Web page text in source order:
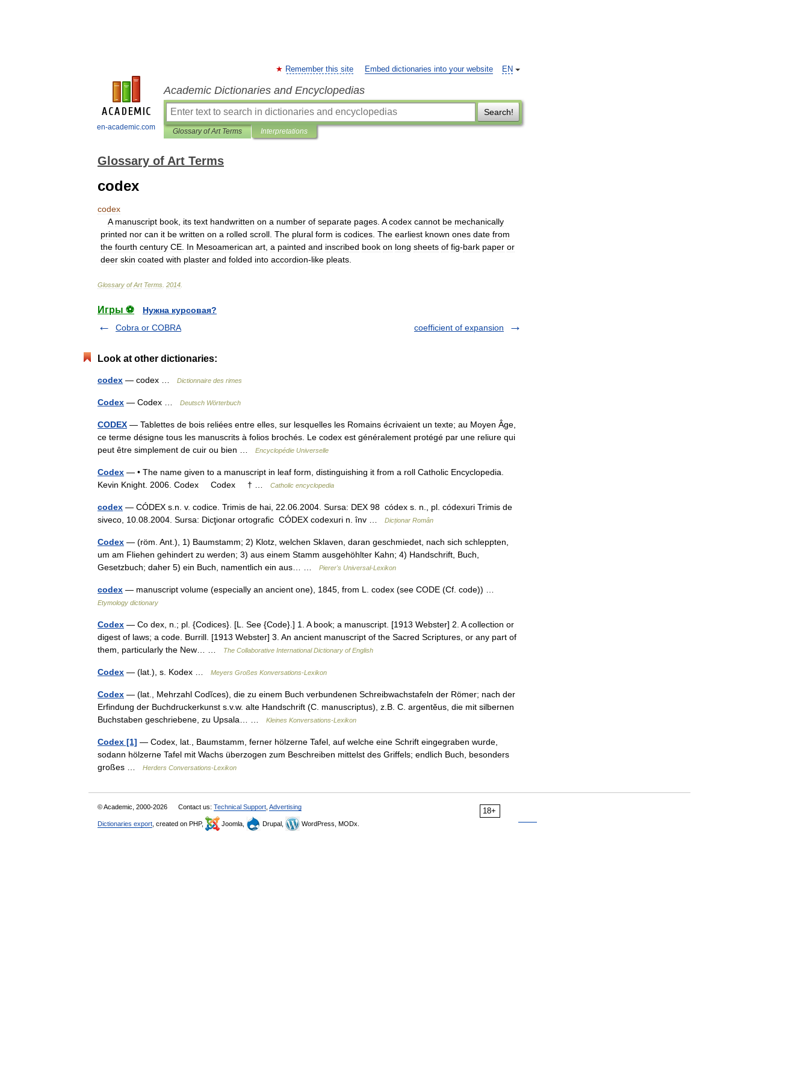
en-academic.com
EN
Remember this site Embed dictionaries into your website
Academic Dictionaries and Encyclopedias
Search!
Glossary of Art Terms Interpretations
Glossary of Art Terms
codex
codex
A manuscript book its text handwritten on a number of separate pages A codex cannot be mechanically
printed nor can it be written on a rolled scroll The plural form is codices The earliest known ones date from
the fourth century CE In Mesoamerican art a painted and inscribed book on long sheets of fig-bark paper or
deer skin coated with plaster and folded into accordion-like pleats
Glossary of Art Terms 2014
Игры ⚽
Нужна курсовая?
Cobra or COBRA
coefficient of expansion
Look at other dictionaries:
codex — codex … Dictionnaire des rimes
Codex — Codex … Deutsch Wörterbuch
CODEX — Tablettes de bois reliées entre elles, sur lesquelles les Romains écrivaient un texte; au Moyen Âge,
ce terme désigne tous les manuscrits à folios brochés. Le codex est généralement protégé par une reliure qui
peut être simplement de cuir ou bien …
Encyclopédie Universelle
Codex — • The name given to a manuscript in leaf form, distinguishing it from a roll Catholic Encyclopedia.
Kevin Knight. 2006. Codex Codex † …
Catholic encyclopedia
codex — CÓDEX s.n. v. codice. Trimis de hai, 22.06.2004. Sursa: DEX 98 códex s. n., pl. códexuri Trimis de
siveco, 10.08.2004. Sursa: Dicţionar ortografic CÓDEX codexuri n. înv …
Dicționar Român
Codex — (röm. Ant.), 1) Baumstamm; 2) Klotz, welchen Sklaven, daran geschmiedet, nach sich schleppten,
um am Fliehen gehindert zu werden; 3) aus einem Stamm ausgehöhlter Kahn; 4) Handschrift, Buch,
Gesetzbuch; daher 5) ein Buch, namentlich ein aus… …
Pierer's Universal-Lexikon
codex — manuscript volume (especially an ancient one), 1845, from L. codex (see CODE (Cf. code)) …
Etymology dictionary
Codex — Co dex, n.; pl. {Codices}. [L. See {Code}.] 1. A book; a manuscript. [1913 Webster] 2. A collection or
digest of laws; a code. Burrill. [1913 Webster] 3. An ancient manuscript of the Sacred Scriptures, or any part of
them, particularly the New… …
The Collaborative International Dictionary of English
Codex — (lat.), s. Kodex … Meyers Großes Konversations-Lexikon
Codex — (lat., Mehrzahl Codĭces), die zu einem Buch verbundenen Schreibwachstafeln der Römer; nach der
Erfindung der Buchdruckerkunst s.v.w. alte Handschrift (C. manuscriptus), z.B. C. argentĕus, die mit silbernen
Buchstaben geschriebene, zu Upsala… …
Kleines Konversations-Lexikon
Codex [1] — Codex, lat., Baumstamm, ferner hölzerne Tafel, auf welche eine Schrift eingegraben wurde,
sodann hölzerne Tafel mit Wachs überzogen zum Beschreiben mittelst des Griffels; endlich Buch, besonders
großes …
Herders Conversations-Lexikon
18+
© Academic, 2000-2026 Contact us: Technical Support Advertising
Dictionaries export , created on PHP, Joomla, Drupal, WordPress, MODx.